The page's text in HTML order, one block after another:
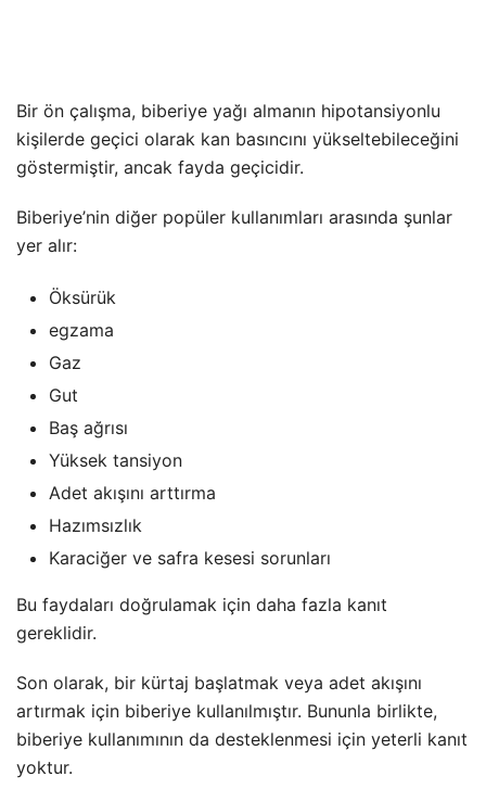
Bir ön çalışma, biberiye yağı almanın hipotansiyonlu
kişilerde geçici olarak kan basıncını yükseltebileceğini
göstermiştir, ancak fayda geçicidir.
Biberiye’nin diğer popüler kullanımları arasında şunlar
yer alır:
Öksürük
egzama
Gaz
Gut
Baş ağrısı
Yüksek tansiyon
Adet akışını arttırma
Hazımsızlık
Karaciğer ve safra kesesi sorunları
Bu faydaları doğrulamak için daha fazla kanıt
gereklidir.
Son olarak, bir kürtaj başlatmak veya adet akışını
artırmak için biberiye kullanılmıştır. Bununla birlikte,
biberiye kullanımının da desteklenmesi için yeterli kanıt
yoktur.